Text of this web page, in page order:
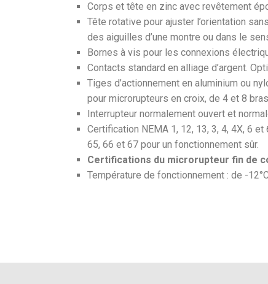
Corps et tête en zinc avec revêtement
Tête rotative pour ajuster l’orientation
des aiguilles d’une montre ou dans le
Bornes à vis pour les connexions
Contacts standard en alliage d’argent.
Tiges d’actionnement en aluminium ou
pour microrupteurs en croix, de 4 et 8
Interrupteur normalement ouvert et
Certification NEMA 1, 12, 13, 3, 4, 4X, 6
65, 66 et 67 pour un fonctionnement sûr.
Certifications du microrupteur fin de
Température de fonctionnement : de -